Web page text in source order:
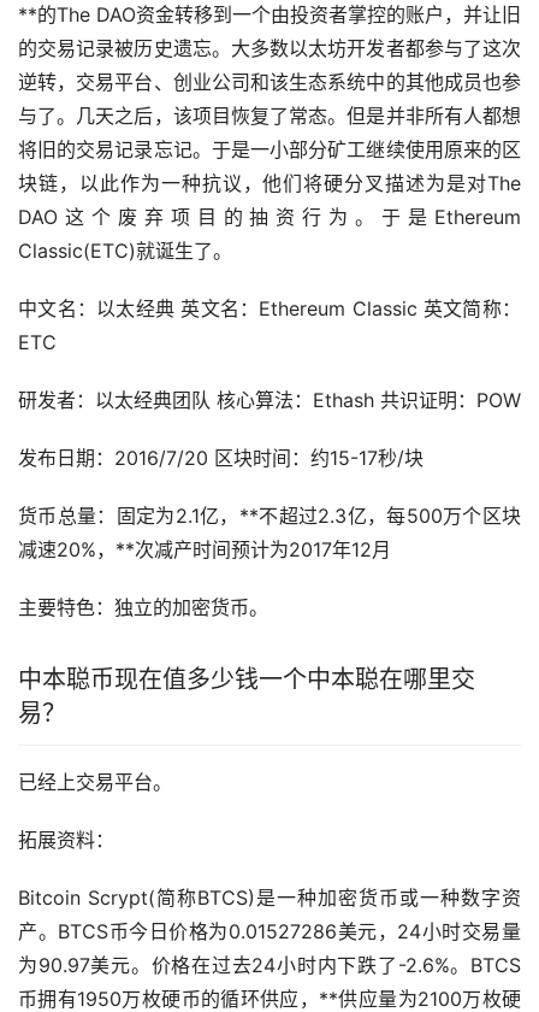
**的The DAO资金转移到一个由投资者掌控的账户，并让旧
的交易记录被历史遗忘。大多数以太坊开发者都参与了这次
逆转，交易平台、创业公司和该生态系统中的其他成员也参
与了。几天之后，该项目恢复了常态。但是并非所有人都想
将旧的交易记录忘记。于是一小部分矿工继续使用原来的区
块链，以此作为一种抗议，他们将硬分叉描述为是对The
DAO这个废弃项目的抽资行为。于是Ethereum
Classic(ETC)就诞生了。
中文名：以太经典 英文名：Ethereum Classic 英文简称：
ETC
研发者：以太经典团队 核心算法：Ethash 共识证明：POW
发布日期：2016/7/20 区块时间：约15-17秒/块
货币总量：固定为2.1亿，**不超过2.3亿，每500万个区块
减速20%，**次减产时间预计为2017年12月
主要特色：独立的加密货币。
中本聪币现在值多少钱一个中本聪在哪里交
易？
已经上交易平台。
拓展资料：
Bitcoin Scrypt(简称BTCS)是一种加密货币或一种数字资
产。BTCS币今日价格为0.01527286美元，24小时交易量
为90.97美元。价格在过去24小时内下跌了-2.6%。BTCS
币拥有1950万枚硬币的循环供应，**供应量为2100万枚硬